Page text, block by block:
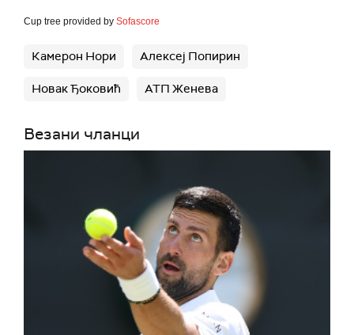
Cup tree provided by Sofascore
Камерон Нори Алексеј Попирин
Новак Ђоковић АТП Женева
Везани чланци